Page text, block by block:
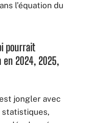
l’équation du
pourrait
2024, 2025,
jongler avec
statistiques,